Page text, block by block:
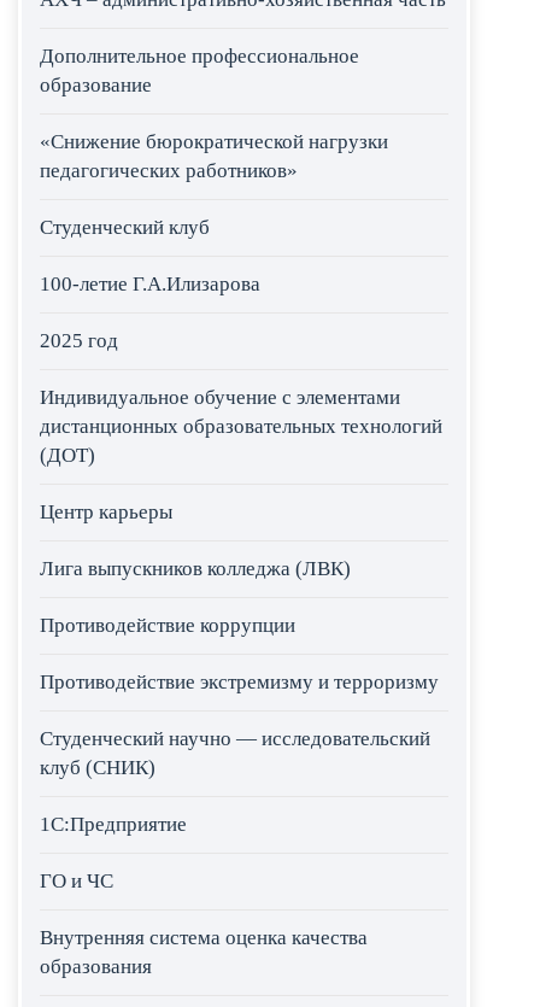
Дополнительное профессиональное
образование
«Снижение бюрократической нагрузки
педагогических работников»
Студенческий клуб
100-летие Г.А.Илизарова
2025 год
Индивидуальное обучение с элементами
дистанционных образовательных технологий
(ДОТ)
Центр карьеры
Лига выпускников колледжа (ЛВК)
Противодействие коррупции
Противодействие экстремизму и терроризму
Студенческий научно — исследовательский
клуб (СНИК)
1С:Предприятие
ГО и ЧС
Внутренняя система оценка качества
образования